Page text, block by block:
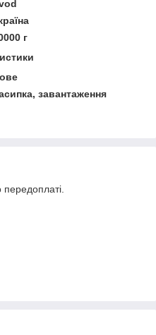
г
завантаження
передоплаті.